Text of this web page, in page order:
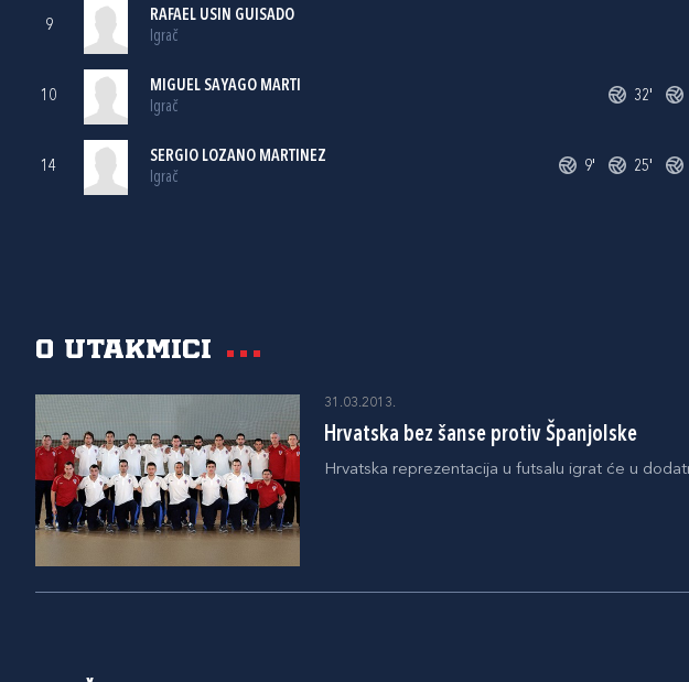
9
RAFAEL USIN GUISADO
Igrač
10
MIGUEL SAYAGO MARTI
Igrač
32'
14
SERGIO LOZANO MARTINEZ
Igrač
9' 25'
O utakmici
31.03.2013.
Hrvatska bez šanse protiv Španjolske
Hrvatska reprezentacija u futsalu igrat će u